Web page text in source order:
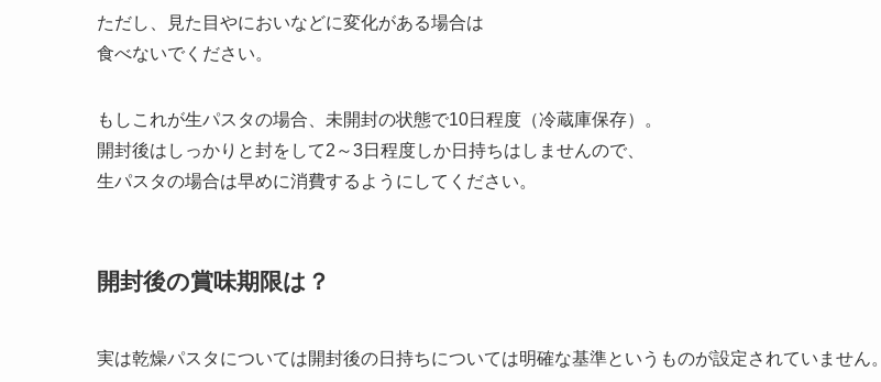
ただし、見た目やにおいなどに変化がある場合は
食べないでください。
もしこれが生パスタの場合、未開封の状態で10日程度（冷蔵庫保存）。
開封後はしっかりと封をして2～3日程度しか日持ちはしませんので、
生パスタの場合は早めに消費するようにしてください。
開封後の賞味期限は？
実は乾燥パスタについては開封後の日持ちについては明確な基準というものが設定されていません。